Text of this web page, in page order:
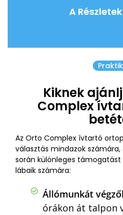
A
Kiknek
Complex
Az Orto Complex ívtartó
választás mindazok
során különleges
lábaik számára:
Állómunkát
órákon át talpon